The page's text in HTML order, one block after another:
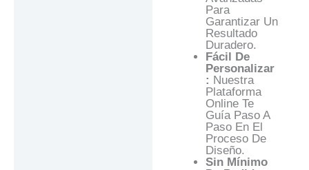
Para
Garantizar Un
Resultado
Duradero.
Fácil De
Personalizar
: Nuestra
Plataforma
Online Te
Guía Paso A
Paso En El
Proceso De
Diseño.
Sin Mínimo